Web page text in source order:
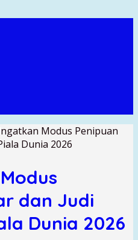
Modus Penipuan
Dunia 2026
dan Judi
Dunia 2026